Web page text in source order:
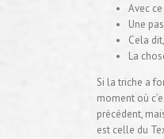
Avec
Une
Cela
La
Si la triche a
moment où
précédent,
est celle du